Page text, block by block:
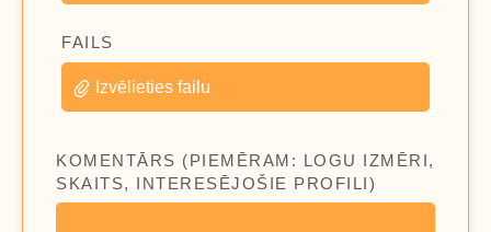
FAILS
Izvēlieties failu
KOMENTĀRS (PIEMĒRAM: LOGU IZMĒRI,
SKAITS, INTERESĒJOŠIE PROFILI)